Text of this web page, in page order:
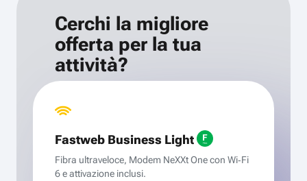
Cerchi la migliore
offerta per la tua
attività?
Fastweb Business Light
Fibra ultraveloce, Modem NeXXt One con Wi‑Fi
6 e attivazione inclusi.